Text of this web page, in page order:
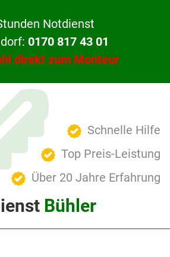
Notdienst
0170 817 43 01
direkt zum Monteur
Schnelle Hilfe
Top Preis-Leistung
Über 20 Jahre Erfahrung
Bühler